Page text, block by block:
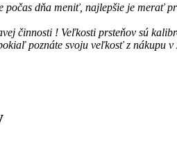
počas dňa meniť, najlepšie je merať
činnosti ! Veľkosti prsteňov sú
poznáte svoju veľkosťz nákupu v